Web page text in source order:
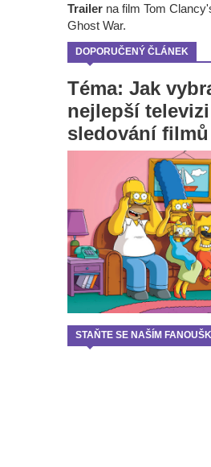
Trailer na film Tom
Ghost War.
DOPORUČENÝ ČLÁNEK
Téma: Jak
nejlepší
sledování
STAŇTE SE NAŠÍM